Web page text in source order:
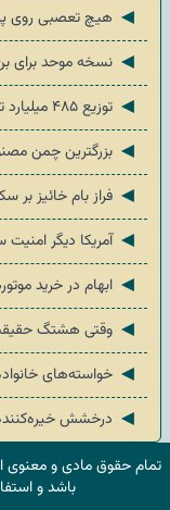
◄ هیچ تعصبی روی
◄ نسخه موحد برای
◄ توزیع ۴۸۵ میلیارد تومان بین دستگاه‌های اجرایی کهگیلویه
◄ بزرگترین چمن
◄ فراز بام خائیز
◄ آمریکا دیگر امنیت
◄ ابهام در خرید
◄ وقتی هشتگ
◄ خواسته‌های
◄ درخشش خیره‌کننده کهگیلویه
تمام حقوق مادی و معنوی
باشد و